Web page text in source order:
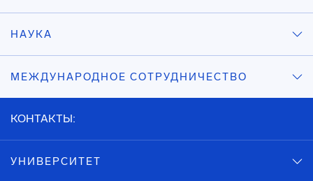
НАУКА
МЕЖДУНАРОДНОЕ СОТРУДНИЧЕСТВО
КОНТАКТЫ:
УНИВЕРСИТЕТ